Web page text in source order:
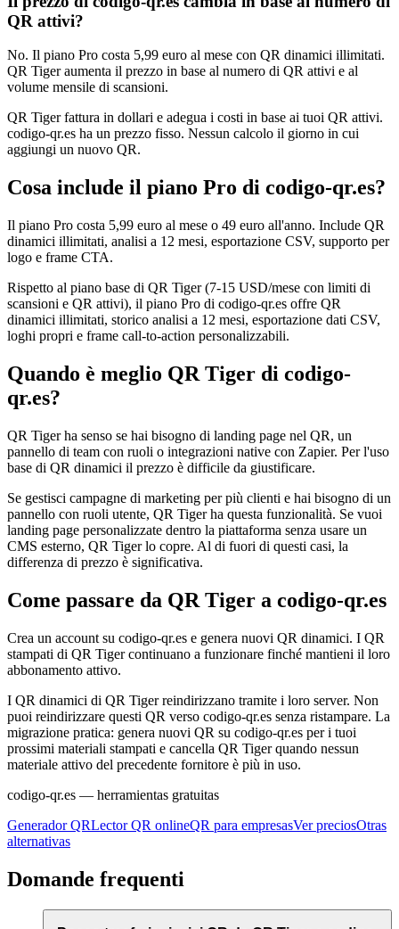
QR attivi?
No. Il piano Pro costa 5,99 euro al mese con QR dinamici illimitati.
QR Tiger aumenta il prezzo in base al numero di QR attivi e al
volume mensile di scansioni.
QR Tiger fattura in dollari e adegua i costi in base ai tuoi QR attivi.
codigo-qr.es ha un prezzo fisso. Nessun calcolo il giorno in cui
aggiungi un nuovo QR.
Cosa include il piano Pro di codigo-qr.es?
Il piano Pro costa 5,99 euro al mese o 49 euro all'anno. Include QR
dinamici illimitati, analisi a 12 mesi, esportazione CSV, supporto per
logo e frame CTA.
Rispetto al piano base di QR Tiger (7-15 USD/mese con limiti di
scansioni e QR attivi), il piano Pro di codigo-qr.es offre QR
dinamici illimitati, storico analisi a 12 mesi, esportazione dati CSV,
loghi propri e frame call-to-action personalizzabili.
Quando è meglio QR Tiger di codigo-
qr.es?
QR Tiger ha senso se hai bisogno di landing page nel QR, un
pannello di team con ruoli o integrazioni native con Zapier. Per l'uso
base di QR dinamici il prezzo è difficile da giustificare.
Se gestisci campagne di marketing per più clienti e hai bisogno di un
pannello con ruoli utente, QR Tiger ha questa funzionalità. Se vuoi
landing page personalizzate dentro la piattaforma senza usare un
CMS esterno, QR Tiger lo copre. Al di fuori di questi casi, la
differenza di prezzo è significativa.
Come passare da QR Tiger a codigo-qr.es
Crea un account su codigo-qr.es e genera nuovi QR dinamici. I QR
stampati di QR Tiger continuano a funzionare finché mantieni il loro
abbonamento attivo.
I QR dinamici di QR Tiger reindirizzano tramite i loro server. Non
puoi reindirizzare questi QR verso codigo-qr.es senza ristampare. La
migrazione pratica: genera nuovi QR su codigo-qr.es per i tuoi
prossimi materiali stampati e cancella QR Tiger quando nessun
materiale attivo del precedente fornitore è più in uso.
codigo-qr.es — herramientas gratuitas
Generador QRLector QR onlineQR para empresasVer preciosOtras
alternativas
Domande frequenti